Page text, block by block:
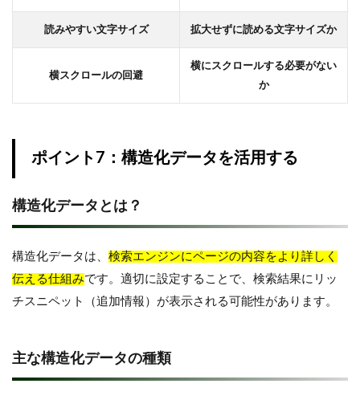
読みやすい文字サイズ 拡大せずに読める文字サイズか
横スクロールの回避
横にスクロールする必要がない
か
ポイント7：構造化データを活用する
構造化データとは？
構造化データは、 検索エンジンにページの内容をより詳しく
伝える仕組みです。適切に設定することで、検索結果にリッ
チスニペット（追加情報）が表示される可能性があります。
主な構造化データの種類